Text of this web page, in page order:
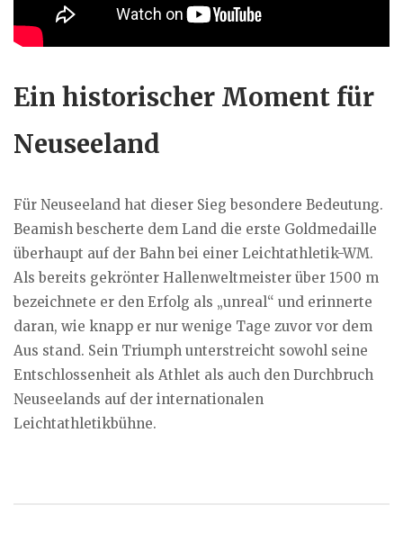
Ein historischer Moment für
Neuseeland
Für Neuseeland hat dieser Sieg besondere Bedeutung.
Beamish bescherte dem Land die erste Goldmedaille
überhaupt auf der Bahn bei einer Leichtathletik-WM.
Als bereits gekrönter Hallenweltmeister über 1500 m
bezeichnete er den Erfolg als „unreal“ und erinnerte
daran, wie knapp er nur wenige Tage zuvor vor dem
Aus stand. Sein Triumph unterstreicht sowohl seine
Entschlossenheit als Athlet als auch den Durchbruch
Neuseelands auf der internationalen
Leichtathletikbühne.